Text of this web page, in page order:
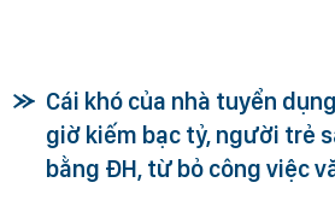
Cái khó của nhà tuyển
giờ kiếm bạc tỷ, người trẻ
bằng ĐH, từ bỏ công việc